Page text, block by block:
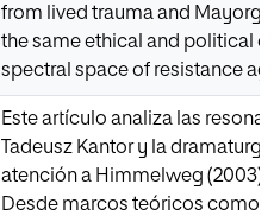
from lived trauma and
the same ethical and political
spectral space of resistance
Este artículo analiza las
Tadeusz Kantor y la
atención a Himmelweg (2003),
Desde marcos teóricos como